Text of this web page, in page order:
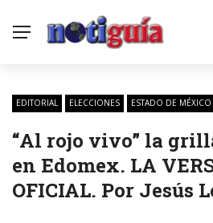
EDITORIAL ELECCIONES ESTADO DE MÉXICO
“Al rojo vivo” la
en Edomex. LA
OFICIAL. Por Jesús